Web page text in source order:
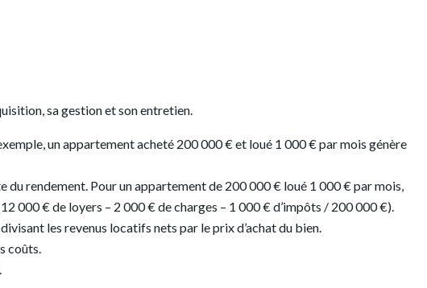
sa gestion et son entretien.
un appartement acheté 200 000 € et loué 1 000 € par mois génère
rendement. Pour un appartement de 200 000 € loué 1 000 € par mois,
000 € de loyers – 2 000 € de charges – 1 000 € d’impôts / 200 000 €).
les revenus locatifs nets par le prix d’achat du bien.
coûts.